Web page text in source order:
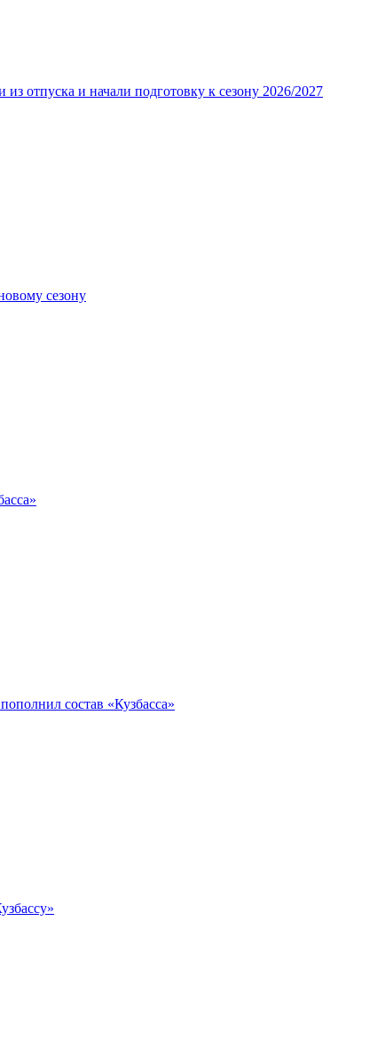
отпуска и начали подготовку к сезону 2026/2027
сезону
состав «Кузбасса»